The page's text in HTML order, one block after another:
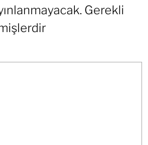
Gerekli